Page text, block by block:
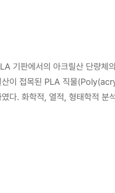
in the PLA-g-cPAA
기판에서의 아크릴산 단량체
산이 접목된 PLA 직물
. 화학적, 열적, 형태학적 분
equipment, PPE)로서의